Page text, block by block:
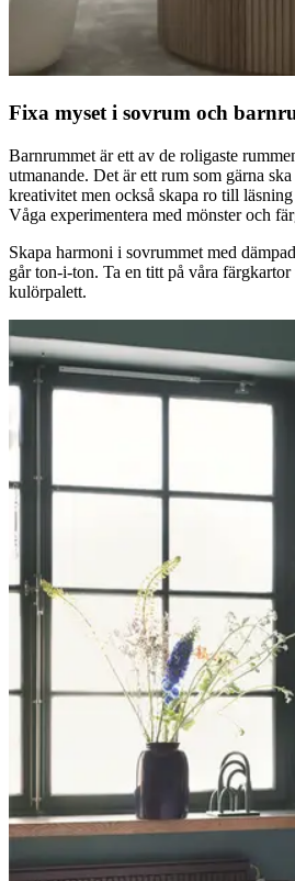
Fixa myset i sovrum och
Barnrummet är ett av de roligaste
utmanande. Det är ett rum som gärna
kreativitet men också skapa ro till
Våga experimentera med mönster och
Skapa harmoni i sovrummet med
går ton-i-ton. Ta en titt på våra
kulörpalett.